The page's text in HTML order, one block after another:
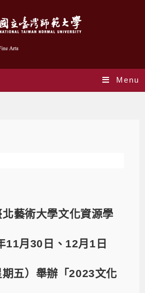
Menu
藝術大學文化資源學
11月30日、12月1日
期五）舉辦「2023文化